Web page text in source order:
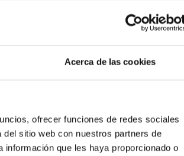
Acerca de las cookies
ofrecer funciones de redes sociales
sitio web con nuestros partners de
que les haya proporcionado o
10 8
17+ días
Actualmente agotado